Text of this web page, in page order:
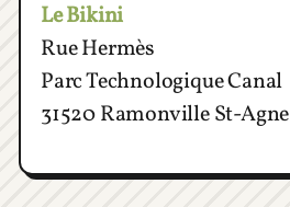
Le Bikini
Rue Hermès
Parc Technologique Canal
31520 Ramonville St-Agne